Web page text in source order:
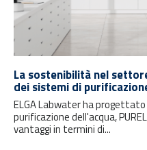
La sostenibilità nel
dei sistemi di
ELGA Labwater ha
purificazione dell'acqua,
vantaggi in termini di...